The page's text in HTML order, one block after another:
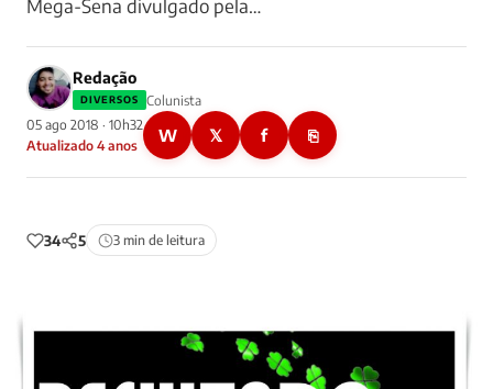
Mega-Sena divulgado pela…
Redação
DIVERSOS
Colunista
05 ago 2018 · 10h32
Atualizado 4 anos
W 𝕏 f ⎘
34 5 3 min de leitura